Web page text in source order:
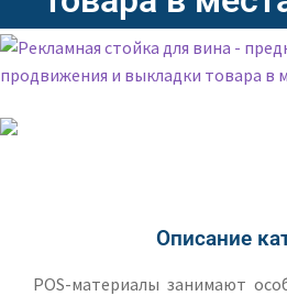
Описание
POS-материалы занимают